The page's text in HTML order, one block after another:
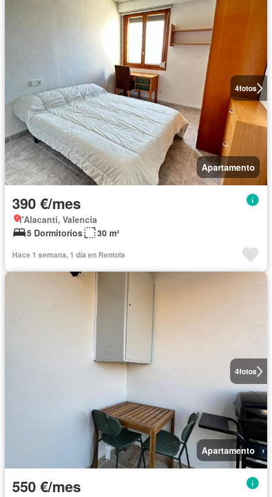
4fotos
Apartamento
390 €/mes
l'Alacantí, Valencia
5 Dormitorios
30 m²
Hace 1 semana, 1 día en Rentola
4fotos
Apartamento
550 €/mes